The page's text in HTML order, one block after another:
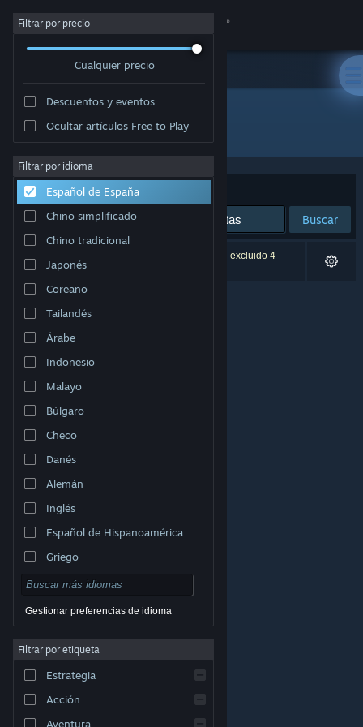
Iniciar sesión
Acerca de
Soporte
Cambiar idioma
Descargar Steam Mobile
Ver versión clásica
© Valve Corporation. Todos los derechos reservados.
respectivos dueños en EE. UU. y otros países.
Acuerdo de Suscriptor a Steam
Cookies
Filtrar por precio
Cualquier precio
Descuentos y eventos
Ocultar artículos Free to Play
Filtrar por idioma
Español de España
Chino simplificado
Chino tradicional
Japonés
Coreano
Tailandés
Árabe
Indonesio
Malayo
Búlgaro
Checo
Danés
Alemán
Inglés
Español de Hispanoamérica
Griego
Gestionar preferencias de idioma
Filtrar por etiqueta
Estrategia
Acción
Aventura
Desarrollador: Planeta
Ordenar por Relevancia
Buscar
0 resultados coinciden con la búsqueda. Se han excluido 4
títulos basándose en tus preferencias.